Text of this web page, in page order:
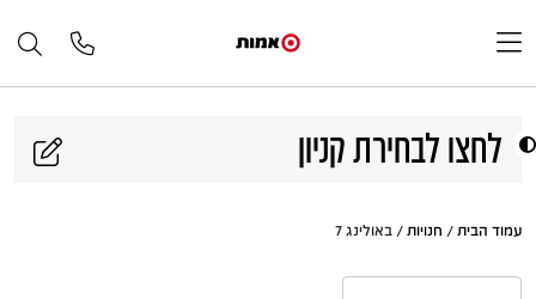
לחצו לבחירת קניון
עמוד הבית / חנויות / באולינג 7